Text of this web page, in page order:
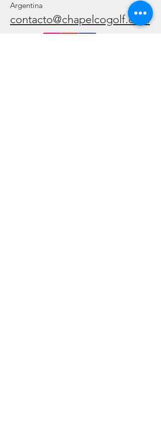
Argentina
contacto@chapelcogolf.com